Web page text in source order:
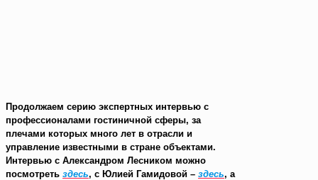
Продолжаем серию экспертных интервью с
профессионалами гостиничной сферы, за
плечами которых много лет в отрасли и
управление известными в стране объектами.
Интервью с Александром Лесником можно
посмотреть здесь, с Юлией Гамидовой – здесь, а